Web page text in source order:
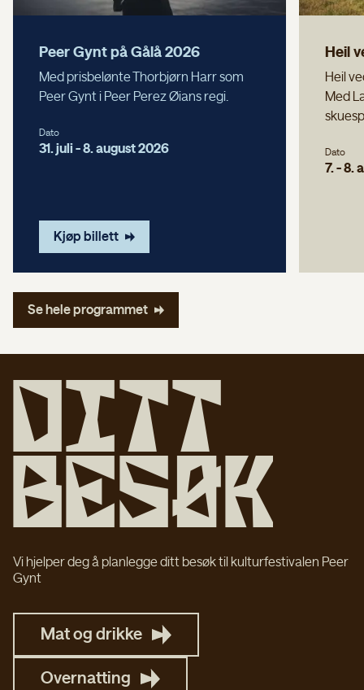
Peer Gynt på Gålå 2026
Med prisbelønte Thorbjørn Harr som
Peer Gynt i Peer Perez Øians regi.
Dato
31. juli - 8. august 2026
Kjøp billett
Heil
Heil
Med
Dato
7. - 8.
Se hele programmet
D itt
Besøk
Vi hjelper deg å planlegge ditt besøk til kulturfestivalen Peer
Gynt
Mat og drikke
Overnatting